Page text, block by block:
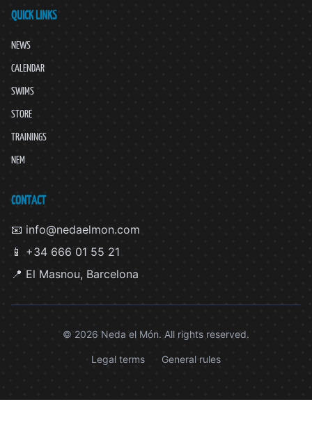
QUICK LINKS
NEWS
CALENDAR
SWIMS
STORE
TRAININGS
NEM
CONTACT
📧 info@nedaelmon.com
📱 +34 666 01 55 21
📍 El Masnou, Barcelona
© 2026 Neda el Món. All rights reserved.
Legal terms General rules